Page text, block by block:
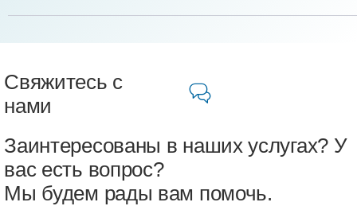
Свяжитесь с
нами
Заинтересованы в наших услугах? У
вас есть вопрос?
Мы будем рады вам помочь.